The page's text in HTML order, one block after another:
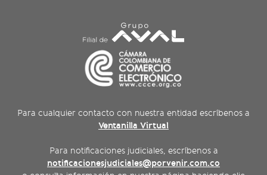
Para cualquier contacto con nuestra entidad escríbenos a
Ventanilla Virtual
Para notificaciones judiciales, escríbenos a
notificacionesjudiciales@porvenir.com.co